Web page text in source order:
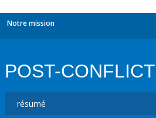
Notre mission
POST-